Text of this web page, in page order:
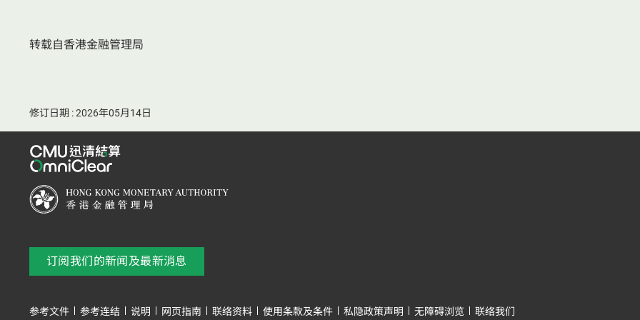
转载自香港金融管理局
修订日期 : 2026年05月14日
订阅我们的新闻及最新消息
参考文件 参考连结 说明 网页指南 联络资料 使用条款及条件 私隐政策声明 无障碍浏览 联络我们